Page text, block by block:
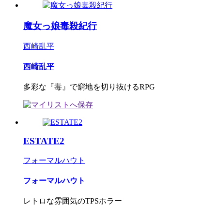
魔女っ娘毒殺紀行
西崎乱平
西崎乱平
多彩な『毒』で窮地を切り抜けるRPG
ESTATE2
フォーマルハウト
フォーマルハウト
レトロな雰囲気のTPSホラー